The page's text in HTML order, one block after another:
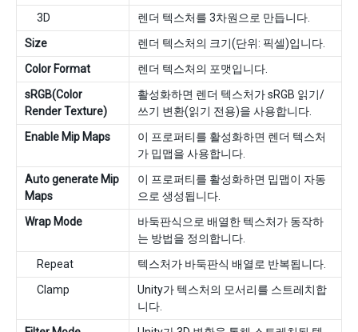
3D
렌더 텍스처를 3차원으로 만듭니다.
Size
렌더 텍스처의 크기(단위: 픽셀)입니다.
Color Format
렌더 텍스처의 포맷입니다.
sRGB(Color
Render Texture)
활성화하면 렌더 텍스처가 sRGB 읽기/
쓰기 변환(읽기 전용)을 사용합니다.
Enable Mip Maps
이 프로퍼티를 활성화하면 렌더 텍스처
가 밉맵을 사용합니다.
Auto generate Mip
Maps
이 프로퍼티를 활성화하면 밉맵이 자동
으로 생성됩니다.
Wrap Mode
바둑판식으로 배열한 텍스처가 동작하
는 방법을 정의합니다.
Repeat
텍스처가 바둑판식 배열로 반복됩니다.
Clamp
Unity가 텍스처의 모서리를 스트레치합
니다.